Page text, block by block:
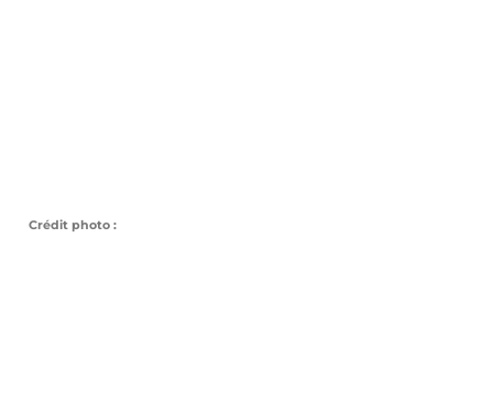
Crédit photo :